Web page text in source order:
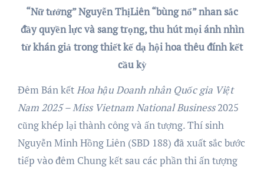
“Nữ tướng” Nguyễn ThịLiên “bùng nổ” nhan sắc
đầy quyền lực và sang trọng, thu hút mọi ánh nhìn
từ khán giả trong thiết kế dạ hội hoa thêu đính kết
cầu kỳ
Đêm Bán kếtHoa hậu Doanh nhân Quốc gia Việt
Nam2025– Miss Vietnam National Business2025
cũng khép lại thành công và ấn tượng. Thí sinh
Nguyễn Minh Hồng Liên (SBD 188) đã xuất sắc bước
tiếp vào đêm Chung kết sau các phần thi ấn tượng